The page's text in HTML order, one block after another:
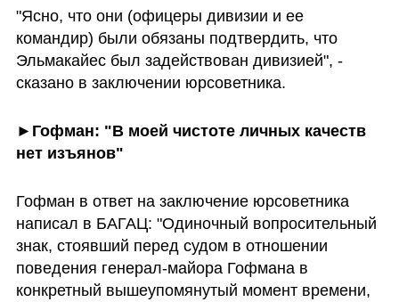
"Ясно, что они (офицеры дивизии и ее
командир) были обязаны подтвердить, что
Эльмакайес был задействован дивизией", -
сказано в заключении юрсоветника.
►Гофман: "В моей чистоте личных качеств
нет изъянов"
Гофман в ответ на заключение юрсоветника
написал в БАГАЦ: "Одиночный вопросительный
знак, стоявший перед судом в отношении
поведения генерал-майора Гофмана в
конкретный вышеупомянутый момент времени,